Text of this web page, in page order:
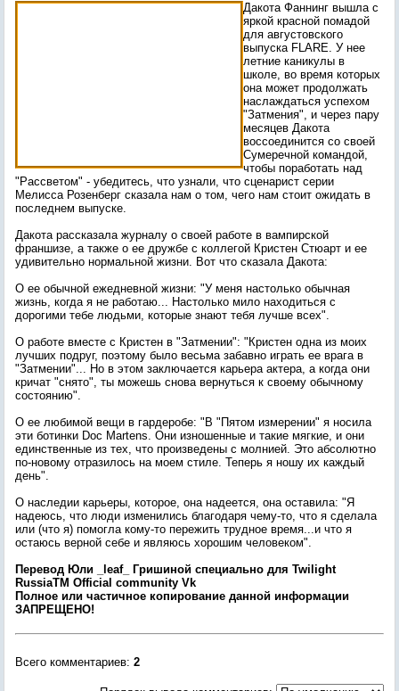
Дакота Фаннинг вышла с
яркой красной помадой
для августовского
выпуска FLARE. У нее
летние каникулы в
школе, во время которых
она может продолжать
наслаждаться успехом
"Затмения", и через пару
месяцев Дакота
воссоединится со своей
Сумеречной командой,
чтобы поработать над
"Рассветом" - убедитесь, что узнали, что сценарист серии
Мелисса Розенберг сказала нам о том, чего нам стоит ожидать в
последнем выпуске.
Дакота рассказала журналу о своей работе в вампирской
франшизе, а также о ее дружбе с коллегой Кристен Стюарт и ее
удивительно нормальной жизни. Вот что сказала Дакота:
О ее обычной ежедневной жизни: "У меня настолько обычная
жизнь, когда я не работаю... Настолько мило находиться с
дорогими тебе людьми, которые знают тебя лучше всех".
О работе вместе с Кристен в "Затмении": "Кристен одна из моих
лучших подруг, поэтому было весьма забавно играть ее врага в
"Затмении"... Но в этом заключается карьера актера, а когда они
кричат "снято", ты можешь снова вернуться к своему обычному
состоянию".
О ее любимой вещи в гардеробе: "В "Пятом измерении" я носила
эти ботинки Doc Martens. Они изношенные и такие мягкие, и они
единственные из тех, что произведены с молнией. Это абсолютно
по-новому отразилось на моем стиле. Теперь я ношу их каждый
день".
О наследии карьеры, которое, она надеется, она оставила: "Я
надеюсь, что люди изменились благодаря чему-то, что я сделала
или (что я) помогла кому-то пережить трудное время...и что я
остаюсь верной себе и являюсь хорошим человеком".
Перевод Юли _leaf_ Гришиной специально для Twilight
RussiaTM Оfficial community Vk
Полное или частичное копирование данной информации
ЗАПРЕЩЕНО!
Всего комментариев: 2